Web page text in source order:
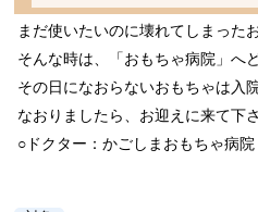
まだ使いたいのに壊れてしまった
そんな時は、「おもちゃ病院」へ
その日になおらないおもちゃは入
なおりましたら、お迎えに来て下
○ドクター：かごしまおもちゃ病院